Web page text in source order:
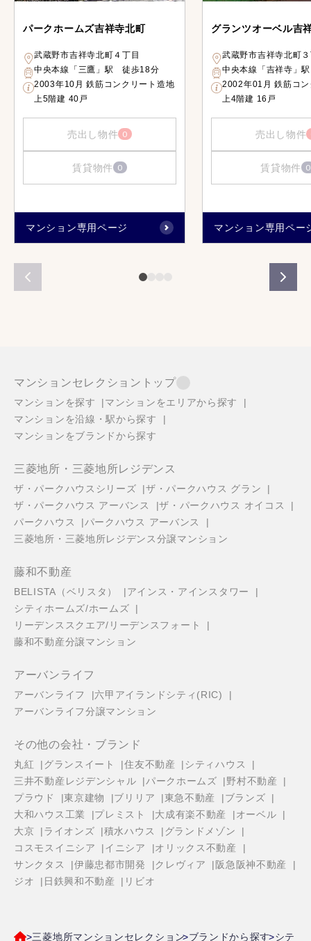
パークホームズ吉祥寺北町
武蔵野市吉祥寺北町４丁目
中央本線「三鷹」駅 徒歩18分
2003年10月 鉄筋コンクリート造地
上5階建 40戸
売出し物件 0
賃貸物件 0
マンション専用ページ
グランツオーベル吉
武蔵野市吉祥寺北町
中央本線「吉祥寺」
2002年01月 鉄筋コ
上4階建 16戸
売出し物件
賃貸物件 0
マンション専用ペー
マンションセレクショントップ
マンションを探す
マンションをエリアから探す
マンションを沿線・駅から探す
マンションをブランドから探す
三菱地所・三菱地所レジデンス
ザ・パークハウスシリーズ
ザ・パークハウス グラン
ザ・パークハウス アーバンス
ザ・パークハウス オイコス
パークハウス
パークハウス アーバンス
三菱地所・三菱地所レジデンス分譲マンション
藤和不動産
BELISTA（ベリスタ）
アインス・アインスタワー
シティホームズ/ホームズ
リーデンススクエア/リーデンスフォート
藤和不動産分譲マンション
アーバンライフ
アーバンライフ
六甲アイランドシティ(RIC)
アーバンライフ分譲マンション
その他の会社・ブランド
丸紅 グランスイート 住友不動産
シティハウス
三井不動産レジデンシャル
パークホームズ
野村不動産
プラウド
東京建物 ブリリア 東急不動産
ブランズ
大和ハウス工業
プレミスト 大成有楽不動産
オーベル
大京
ライオンズ 積水ハウス
グランドメゾン
コスモスイニシア
イニシア
オリックス不動産
サンクタス
伊藤忠都市開発 クレヴィア
阪急阪神不動産
ジオ
日鉄興和不動産 リビオ
三菱地所マンションセレクション ブランドから探す シティ